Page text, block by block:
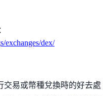
exchanges/dex/
交易或幣種兌換時的好去處